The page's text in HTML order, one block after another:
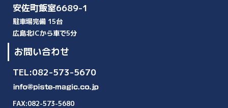
安佐町飯室6689-1
駐車場完備 15台
広島北ICから車で5分
お問い合わせ
TEL:082-573-5670
FAX:082-573-5680